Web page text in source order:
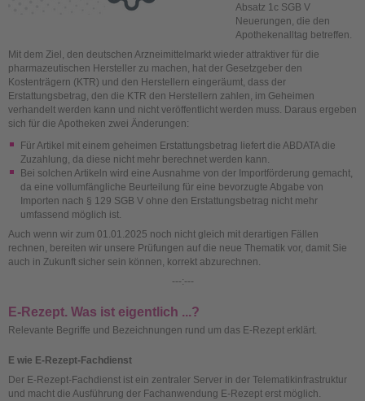
Absatz 1c SGB V
Neuerungen, die den
Apothekenalltag betreffen.
Mit dem Ziel, den deutschen Arzneimittelmarkt wieder attraktiver für die
pharmazeutischen Hersteller zu machen, hat der Gesetzgeber den
Kostenträgern (KTR) und den Herstellern eingeräumt, dass der
Erstattungsbetrag, den die KTR den Herstellern zahlen, im Geheimen
verhandelt werden kann und nicht veröffentlicht werden muss. Daraus ergeben
sich für die Apotheken zwei Änderungen:
Für Artikel mit einem geheimen Erstattungsbetrag liefert die ABDATA die
Zuzahlung, da diese nicht mehr berechnet werden kann.
Bei solchen Artikeln wird eine Ausnahme von der Importförderung gemacht,
da eine vollumfängliche Beurteilung für eine bevorzugte Abgabe von
Importen nach § 129 SGB V ohne den Erstattungsbetrag nicht mehr
umfassend möglich ist.
Auch wenn wir zum 01.01.2025 noch nicht gleich mit derartigen Fällen
rechnen, bereiten wir unsere Prüfungen auf die neue Thematik vor, damit Sie
auch in Zukunft sicher sein können, korrekt abzurechnen.
---:---
E-Rezept. Was ist eigentlich ...?
Relevante Begriffe und Bezeichnungen rund um das E-Rezept erklärt.
E wie E-Rezept-Fachdienst
Der E-Rezept-Fachdienst ist ein zentraler Server in der Telematikinfrastruktur
und macht die Ausführung der Fachanwendung E-Rezept erst möglich.